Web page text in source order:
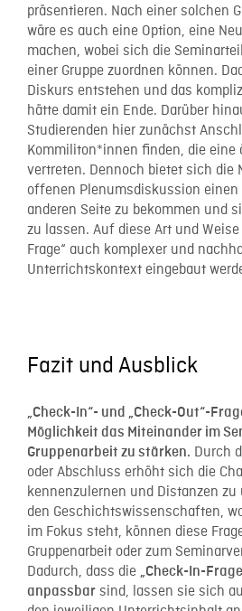
präsentieren. Nach einer solchen
wäre es auch eine Option, eine
machen, wobei sich die
einer Gruppe zuordnen können.
Diskurs entstehen und das
hätte damit ein Ende. Darüber
Studierenden hier zunächst
Kommiliton*innen finden, die eine
vertreten. Dennoch bietet sich die
offenen Plenumsdiskussion einen
anderen Seite zu bekommen und
zu lassen. Auf diese Art und
Frage“ auch komplexer und
Unterrichtskontext eingebaut
Fazit und Ausblick
„Check-In“- und „Check-Out“-
Möglichkeit das Miteinander im
Gruppenarbeit zu stärken. Durch
oder Abschluss erhöht sich die
kennenzulernen und Distanzen zu
den Geschichtswissenschaften,
im Fokus steht, können diese
Gruppenarbeit oder zum
Dadurch, dass die „Check-In-
anpassbar sind, lassen sie sich